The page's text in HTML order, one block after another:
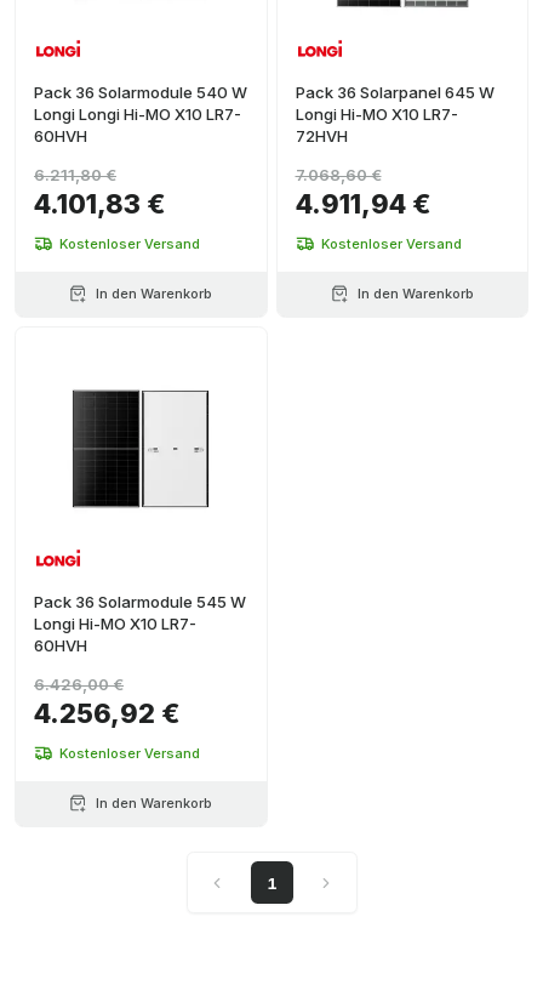
Pack 36 Solarmodule 540 W
Longi Longi Hi-MO X10 LR7-
60HVH
4.101,83 €
6.211,80 €
Kostenloser Versand
In den Warenkorb
Pack 36 Solarpanel 645 W
Longi Hi-MO X10 LR7-
72HVH
4.911,94 €
7.068,60 €
Kostenloser Versand
In den Warenkorb
Pack 36 Solarmodule 545 W
Longi Hi-MO X10 LR7-
60HVH
4.256,92 €
6.426,00 €
Kostenloser Versand
In den Warenkorb
1